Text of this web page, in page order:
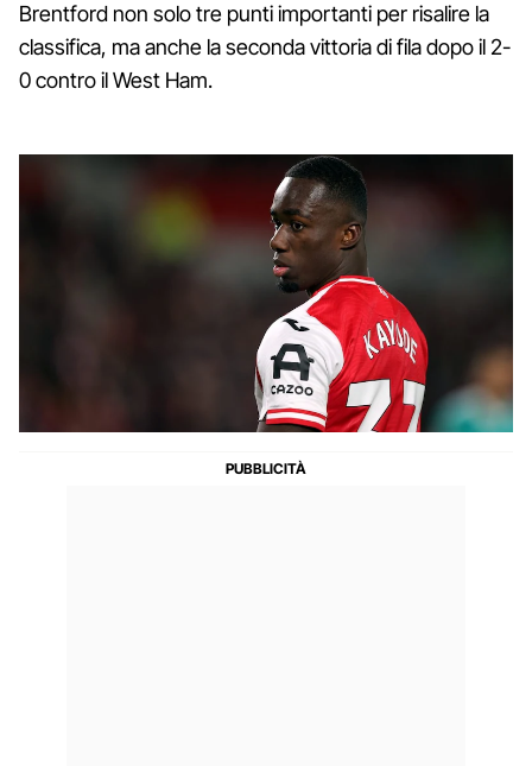
Brentford non solo tre punti importanti per risalire la
classifica, ma anche la seconda vittoria di fila dopo il 2-
0 contro il West Ham.